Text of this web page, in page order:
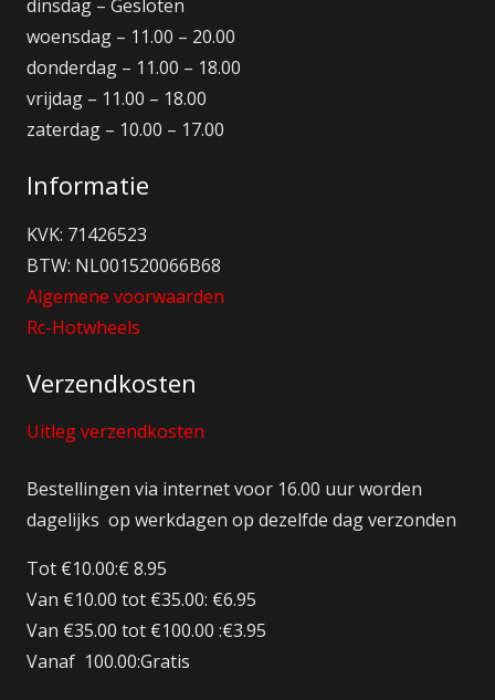
dinsdag – Gesloten
woensdag – 11.00 – 20.00
donderdag – 11.00 – 18.00
vrijdag – 11.00 – 18.00
zaterdag – 10.00 – 17.00
Informatie
KVK: 71426523
BTW: NL001520066B68
Algemene voorwaarden
Rc-Hotwheels
Verzendkosten
Uitleg verzendkosten
Bestellingen via internet voor 16.00 uur worden
dagelijks op werkdagen op dezelfde dag verzonden
Tot €10.00:€ 8.95
Van €10.00 tot €35.00: €6.95
Van €35.00 tot €100.00 :€3.95
Vanaf 100.00:Gratis